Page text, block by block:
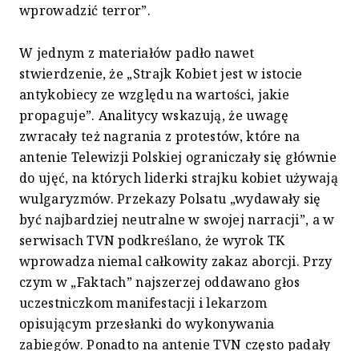
wprowadzić terror”.
W jednym z materiałów padło nawet
stwierdzenie, że „Strajk Kobiet jest w istocie
antykobiecy ze względu na wartości, jakie
propaguje”. Analitycy wskazują, że uwagę
zwracały też nagrania z protestów, które na
antenie Telewizji Polskiej ograniczały się głównie
do ujęć, na których liderki strajku kobiet używają
wulgaryzmów. Przekazy Polsatu „wydawały się
być najbardziej neutralne w swojej narracji”, a w
serwisach TVN podkreślano, że wyrok TK
wprowadza niemal całkowity zakaz aborcji. Przy
czym w „Faktach” najszerzej oddawano głos
uczestniczkom manifestacji i lekarzom
opisującym przesłanki do wykonywania
zabiegów. Ponadto na antenie TVN często padały